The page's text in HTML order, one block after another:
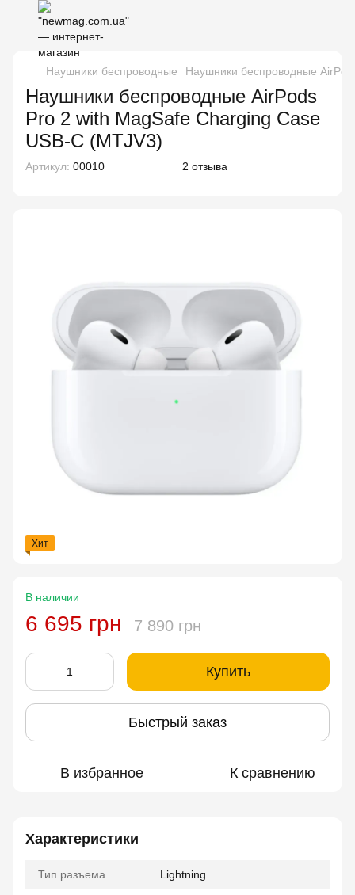
Наушники беспроводные Наушники беспроводные
Наушники беспроводные AirPods
Pro 2 with MagSafe Charging Case
USB-C (MTJV3)
Артикул: 00010 2 отзыва
Хит
В наличии
6 695 грн 7 890 грн
Купить
Быстрый заказ
В избранное К сравнению
Характеристики
Тип разъема Lightning